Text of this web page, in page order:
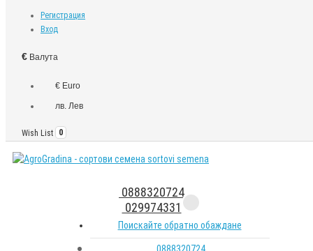
Регистрация
Вход
€ Валута
€ Euro
лв. Лев
Wish List 0
0888320724
029974331
Поискайте обратно обаждане